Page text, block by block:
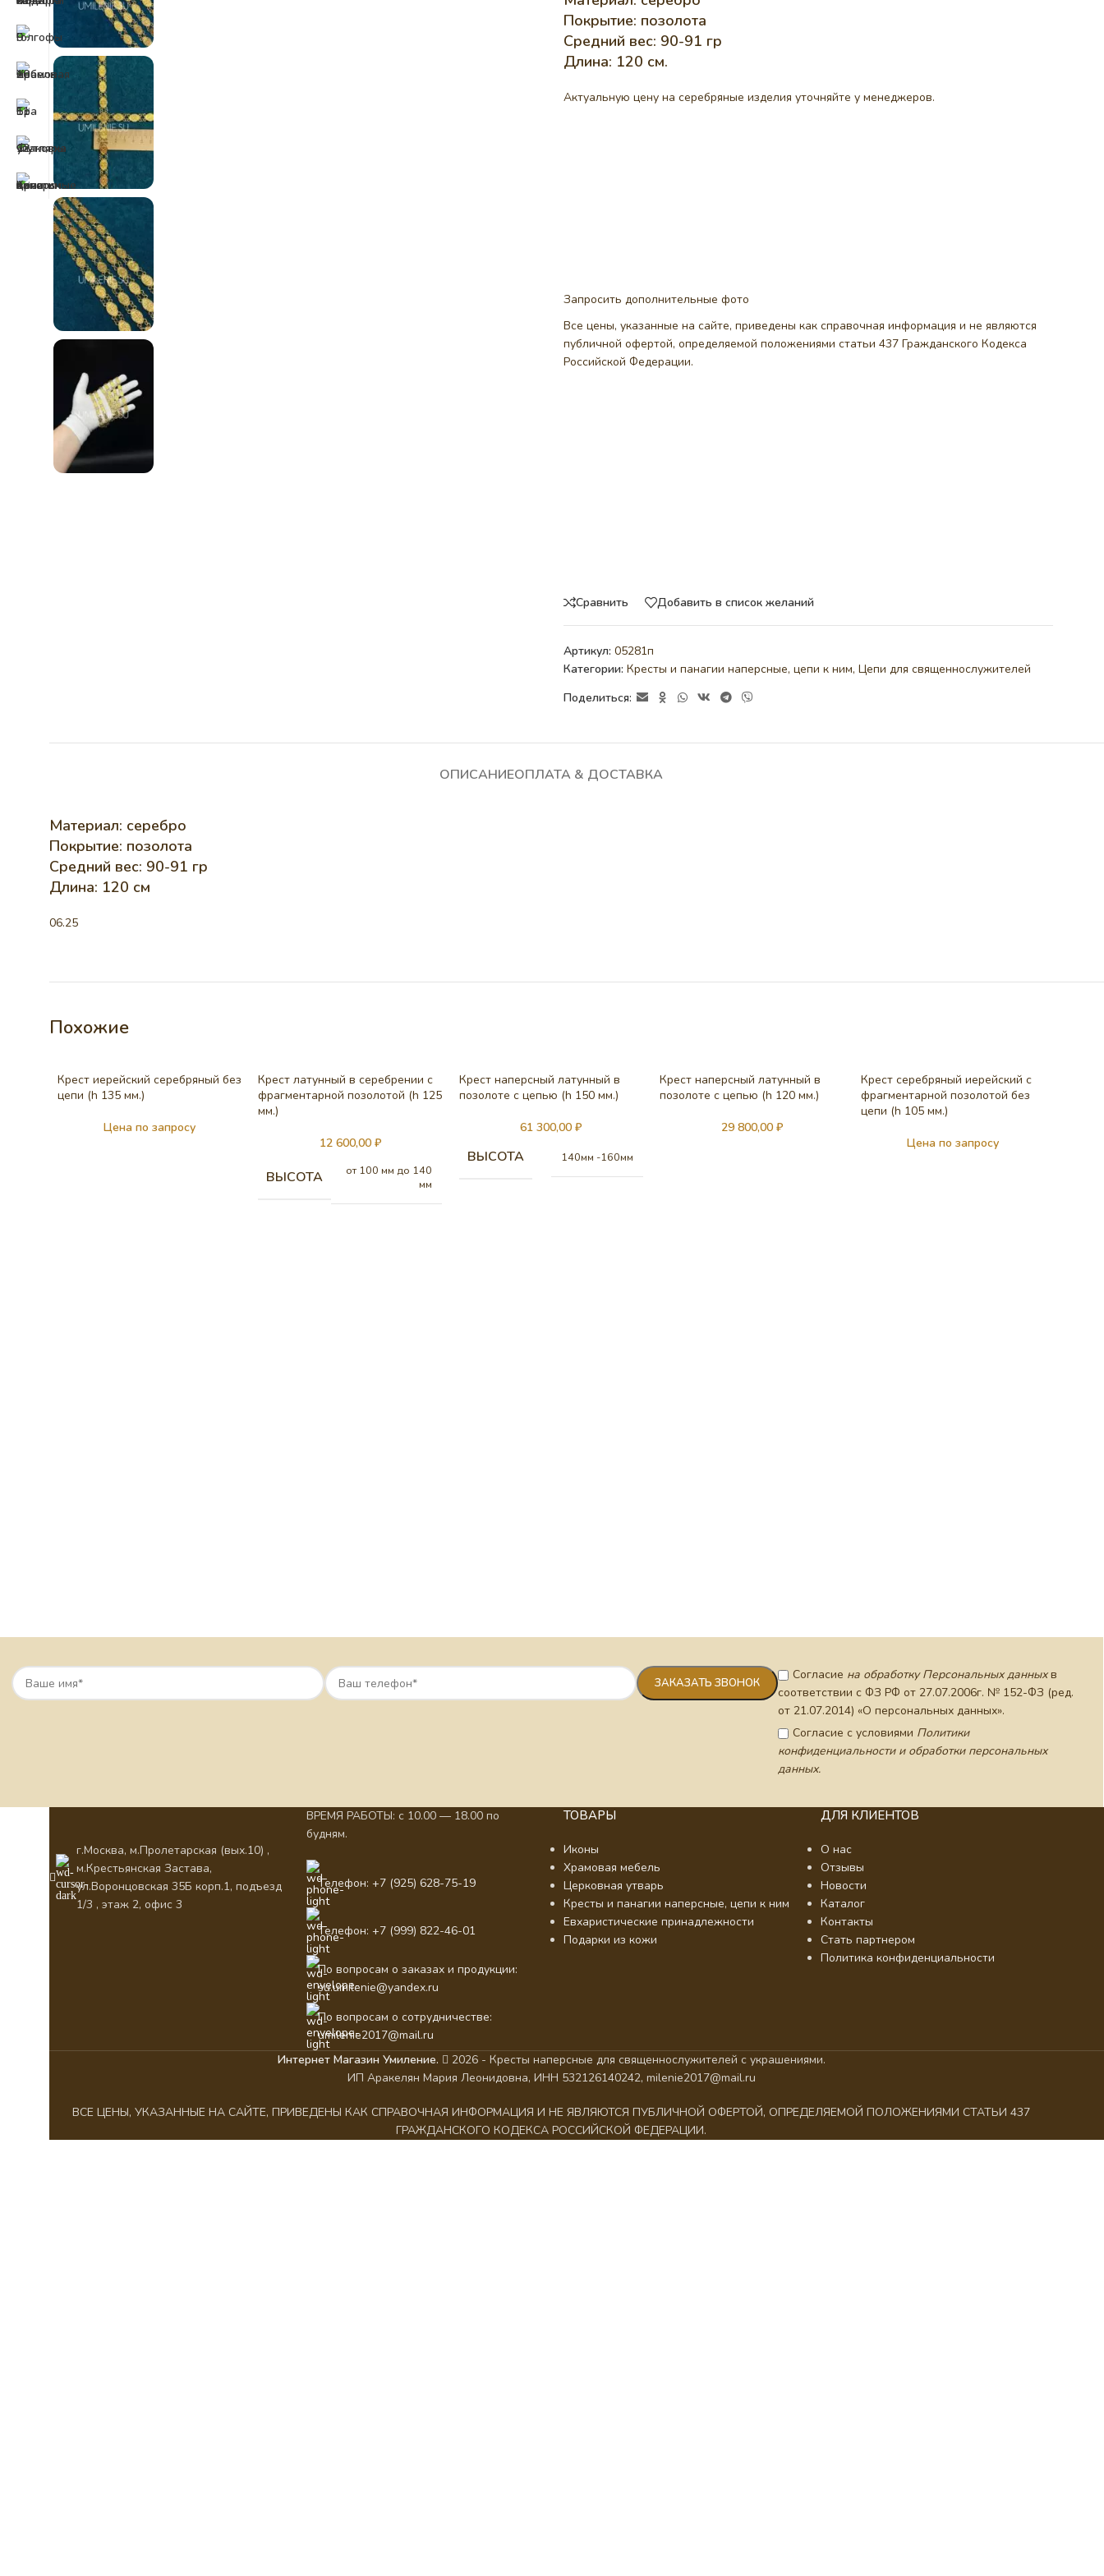
Покрытие: позолота
Средний вес: 90-91 гр
Длина: 120 см.
Актуальную цену на серебряные изделия уточняйте у менеджеров.
Запросить дополнительные фото
Все цены, указанные на сайте, приведены как справочная информация и не являются
публичной офертой, определяемой положениями статьи 437 Гражданского Кодекса
Российской Федерации.
Сравнить Добавить в список желаний
Артикул: 05281п
Категории: Кресты и панагии наперсные, цепи к ним, Цепи для священнослужителей
Поделиться:
ОПИСАНИЕОПЛАТА & ДОСТАВКА
Материал: серебро
Покрытие: позолота
Средний вес: 90-91 гр
Длина: 120 см
06.25
Похожие
Крест иерейский серебряный без
цепи (h 135 мм.)
Цена по запросу
Крест латунный в серебрении с
фрагментарной позолотой (h 125
мм.)
12 600,00₽
ВЫСОТА
от 100 мм до 140
мм
Крест наперсный латунный в
позолоте с цепью (h 150 мм.)
61 300,00₽
ВЫСОТА 140мм -160мм
Крест наперсный латунный в
позолоте c цепью (h 120 мм.)
29 800,00 ₽
Крест серебряный иерейский с
фрагментарной позолотой без
цепи (h 105 мм.)
Цена по запросу
Согласие на обработку Персональных данныхв
соответствии с ФЗ РФ от 27.07.2006г. № 152-ФЗ (ред.
от 21.07.2014) «О персональных данных».
Согласие с условиями Политики
конфиденциальности и обработки персональных
данных.
г.Москва, м.Пролетарская (вых.10) ,
м.Крестьянская Застава,
ул.Воронцовская 35Б корп.1, подъезд
1/3 , этаж 2, офис 3
ВРЕМЯ РАБОТЫ: с 10.00 — 18.00 по
будням.
Телефон: +7 (925) 628-75-19
Телефон: +7 (999) 822-46-01
По вопросам о заказах и продукции:
su.umilenie@yandex.ru
По вопросам о сотрудничестве:
umilenie2017@mail.ru
ТОВАРЫ
Иконы
Храмовая мебель
Церковная утварь
Кресты и панагии наперсные, цепи к ним
Евхаристические принадлежности
Подарки из кожи
ДЛЯ КЛИЕНТОВ
О нас
Отзывы
Новости
Каталог
Контакты
Стать партнером
Политика конфиденциальности
Интернет Магазин Умиление.
2026 - Кресты наперсные для священнослужителей с украшениями.
ИП Аракелян Мария Леонидовна, ИНН 532126140242, milenie2017@mail.ru
ВСЕ ЦЕНЫ, УКАЗАННЫЕ НА САЙТЕ, ПРИВЕДЕНЫ КАК СПРАВОЧНАЯ ИНФОРМАЦИЯ И НЕ ЯВЛЯЮТСЯ ПУБЛИЧНОЙ ОФЕРТОЙ, ОПРЕДЕЛЯЕМОЙ ПОЛОЖЕНИЯМИ СТАТЬИ 437
ГРАЖДАНСКОГО КОДЕКСА РОССИЙСКОЙ ФЕДЕРАЦИИ.